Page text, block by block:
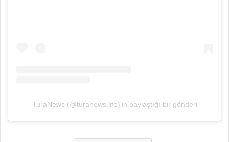
TuraNews (@turanews.life)'in paylaştığı bir gönderi